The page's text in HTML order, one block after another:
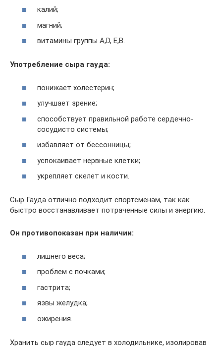
калий;
магний;
витамины группы А,D, E,B.
Употребление сыра гауда:
понижает холестерин;
улучшает зрение;
способствует правильной работе сердечно-
сосудисто системы;
избавляет от бессонницы;
успокаивает нервные клетки;
укрепляет скелет и кости.
Сыр Гауда отлично подходит спортсменам, так как
быстро восстанавливает потраченные силы и энергию.
Он противопоказан при наличии:
лишнего веса;
проблем с почками;
гастрита;
язвы желудка;
ожирения.
Хранить сыр гауда следует в холодильнике, изолировав